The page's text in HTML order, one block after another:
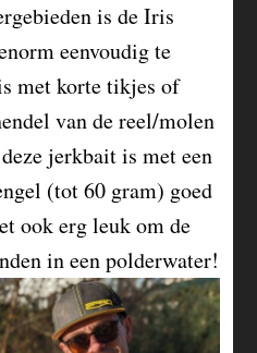
is de Iris
eenvoudig te
met korte tikjes of
van de reel/molen
jerkbait is met een
(tot 60 gram) goed
ook erg leuk om de
in een polderwater!